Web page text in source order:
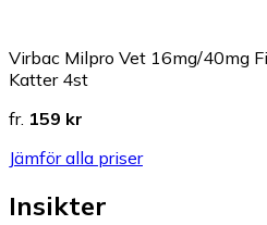
Virbac Milpro Vet 16mg/40mg
Katter 4st
fr. 159 kr
Jämför alla priser
Insikter